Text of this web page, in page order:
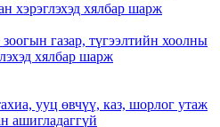
газар, түгээлтийн хоолны
хялбар шарж